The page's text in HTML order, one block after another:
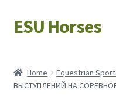
Skip
to
Skip
to
ESU Horses
Latest news
Home Equestrian
ВЫСТУПЛЕНИЙ НА